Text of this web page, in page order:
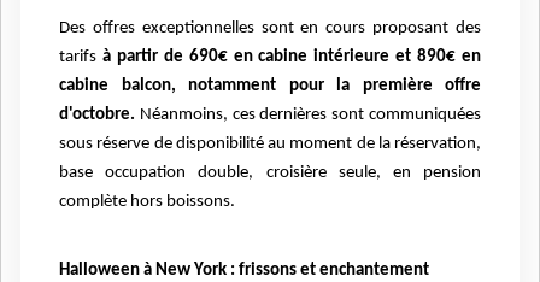
Des offres exceptionnelles sont en cours proposant des
tarifs à partir de 690€ en cabine intérieure et 890€ en
cabine balcon, notamment pour la première offre
d'octobre. Néanmoins, ces dernières sont communiquées
sous réserve de disponibilité au moment de la réservation,
base occupation double, croisière seule, en pension
complète hors boissons.
Halloween à New York : frissons et enchantement